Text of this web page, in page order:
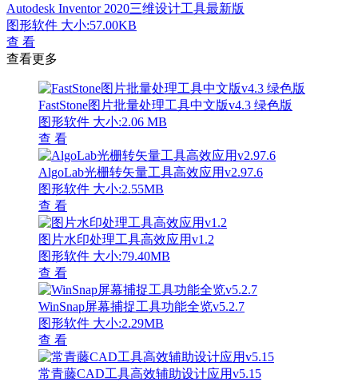
Autodesk Inventor 2020三维设计工具最新版
图形软件 大小:57.00KB
查 看
查看更多
FastStone图片批量处理工具中文版v4.3 绿色版
图形软件 大小:2.06 MB
查 看
AlgoLab光栅转矢量工具高效应用v2.97.6
图形软件 大小:2.55MB
查 看
图片水印处理工具高效应用v1.2
图形软件 大小:79.40MB
查 看
WinSnap屏幕捕捉工具功能全览v5.2.7
图形软件 大小:2.29MB
查 看
常青藤CAD工具高效辅助设计应用v5.15